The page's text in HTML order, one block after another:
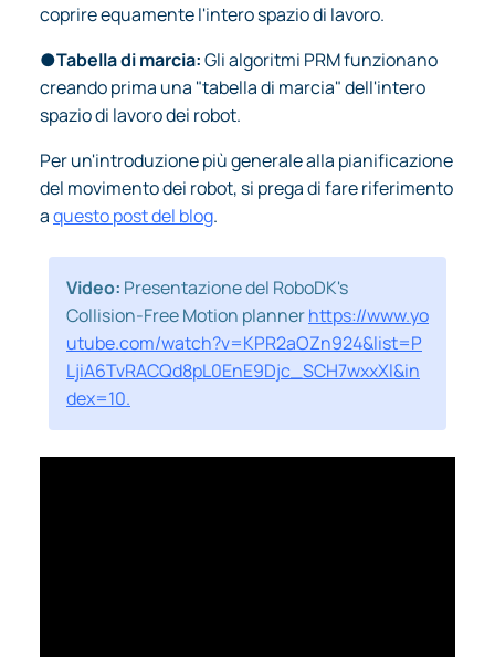
coprire equamente l'intero spazio di lavoro.
●Tabella di marcia:Gli algoritmi PRM funzionano
creando prima una "tabella di marcia" dell'intero
spazio di lavoro dei robot.
Per un'introduzione più generale alla pianificazione
del movimento dei robot, si prega di fare riferimento
aquesto post del blog.
Video: Presentazione del RoboDK's
Collision-Free Motion plannerhttps://www.yo
utube.com/watch?v=KPR2aOZn924&list=P
LjiA6TvRACQd8pL0EnE9Djc_SCH7wxxXl&in
dex=10.